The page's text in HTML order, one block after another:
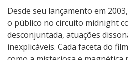
Desde seu lançamento em
o público no circuito midnight
desconjuntada, atuações
inexplicáveis. Cada faceta do